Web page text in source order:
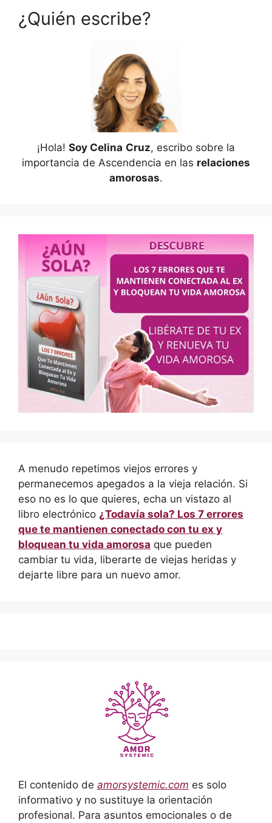
¿Quién escribe?
¡Hola! Soy Celina Cruz, escribo sobre la
importancia de Ascendencia en las relaciones
amorosas.
A menudo repetimos viejos errores y
permanecemos apegados a la vieja relación. Si
eso no es lo que quieres, echa un vistazo al
libro electrónico ¿Todavía sola? Los 7 errores
que te mantienen conectado con tu ex y
bloquean tu vida amorosa que pueden
cambiar tu vida, liberarte de viejas heridas y
dejarte libre para un nuevo amor.
El contenido de amorsystemic.com es solo
informativo y no sustituye la orientación
profesional. Para asuntos emocionales o de